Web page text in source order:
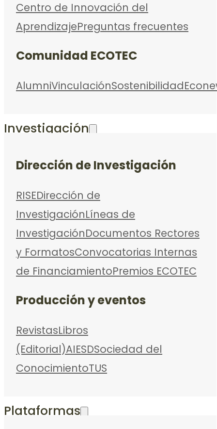
Centro de Innovación del
AprendizajePreguntas frecuentes
Comunidad ECOTEC
AlumniVinculaciónSostenibilidad
Investigación
Dirección de Investigación
RISEDirección de
InvestigaciónLíneas de
InvestigaciónDocumentos Rectores
y FormatosConvocatorias Internas
de FinanciamientoPremios ECOTEC
Producción y eventos
RevistasLibros
(Editorial)AIESDSociedad del
ConocimientoTUS
Plataformas